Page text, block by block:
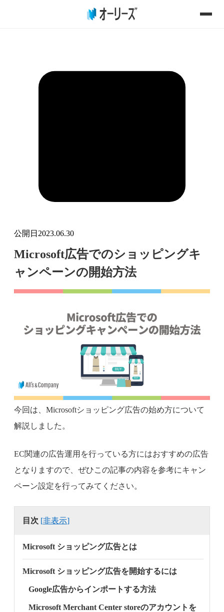
公開日 2023.06.30
Microsoft広告でのショッピングキ
ャンペーンの開始方法
今回は、Microsoftショッピング広告の始め方について
解説しました。
EC関連の広告運用を行っている方にはおすすめの広告
となりますので、ぜひこの記事の内容を参考にキャン
ペーン設定を行ってみてください。
目次 [非表示]
Microsoft ショッピング広告とは
Microsoft ショッピング広告を開始するには
Google広告からインポートする方法
Microsoft Merchant Center storeのアカウントを